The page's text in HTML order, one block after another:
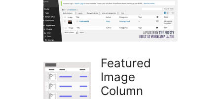
Featured
Image
Column